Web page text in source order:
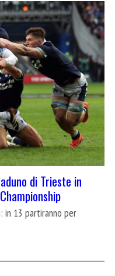
di Trieste in
in 13 partiranno per